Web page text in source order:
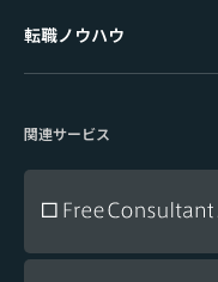
転職ノウハウ
関連サービス